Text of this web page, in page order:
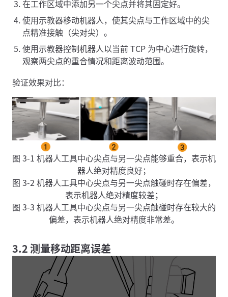
在工作区域中添加另一个尖点并将其固定好。
使用示教器移动机器人，使其尖点与工作区域中的尖
点精准接触（尖对尖）。
使用示教器控制机器人以当前 TCP 为中心进行旋转，
观察两尖点的重合情况和距离波动范围。
验证效果对比：
图 3-1 机器人工具中心尖点与另一尖点能够重合，表示机
器人绝对精度良好；
图 3-2 机器人工具中心尖点与另一尖点触碰时存在偏差，
表示机器人绝对精度较差；
图 3-3 机器人工具中心尖点与另一尖点触碰时存在较大的
偏差，表示机器人绝对精度非常差。
3.2 测量移动距离误差